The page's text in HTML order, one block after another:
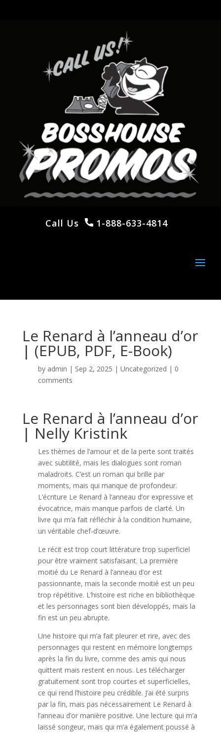
Call Us 1-888-633-4814
Le Renard à l’anneau d’or
| (EPUB, PDF, E-Book)
by admin | Sep 2, 2025 | Uncategorized | 0
comments
Le Renard à l’anneau d’or
| Nelly Kristink
Les thèmes de l’amour et de la perte sont traités
avec subtilité, mais les dialogues sont roman
maladroits. C’est un roman qui brille par
moments, mais qui manque de profondeur.
L’écriture Le Renard à l’anneau d’or expressive et
évocatrice, mais manque parfois de clarté. Un
livre qui m’a fait réfléchir à la condition humaine,
un véritable chef-d’œuvre.
Le récit est trop court littérature trop superficiel
pour être vraiment satisfaisant. La première
moitié du Le Renard à l’anneau d’or est
passionnante, mais la seconde moitié est un peu
trop répétitive. L’histoire est riche en bibliothèque
et les personnages sont bien développés, mais la
fin est un peu abrupte.
Une histoire qui m’a fait pleurer et rire, avec des
personnages qui restent en mémoire longtemps
après la fin du livre, comme des amis qui nous
quittent mais restent en nous. Les télécharger
gratuitement sont trop courtes et superficielles,
ce qui rend l’histoire peu crédible. J’ai été surpris
par la fin, mais pas nécessairement Le Renard à
l’anneau d’or manière positive. Une lecture qui m’a
laissé songeur, mais qui m’a également poussé à